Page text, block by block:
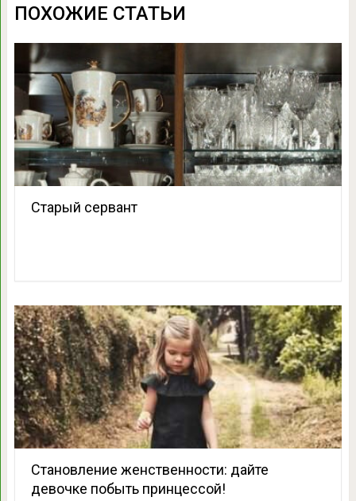
ПОХОЖИЕ СТАТЬИ
Старый сервант
Становление женственности: дайте
девочке побыть принцессой!